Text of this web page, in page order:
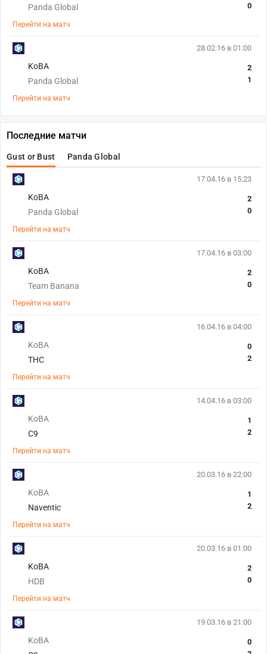
Panda Global
0
Перейти на матч
28.02.16 в 01:00
KoBA
Panda Global
2
1
Перейти на матч
Последние матчи
Gust or Bust Panda Global
17.04.16 в 15:23
KoBA
Panda Global
2
0
Перейти на матч
17.04.16 в 03:00
KoBA
Team Banana
2
0
Перейти на матч
16.04.16 в 04:00
KoBA
THC
0
2
Перейти на матч
14.04.16 в 03:00
KoBA
C9
1
2
Перейти на матч
20.03.16 в 22:00
KoBA
Naventic
1
2
Перейти на матч
20.03.16 в 01:00
KoBA
HDB
2
0
Перейти на матч
19.03.16 в 21:00
KoBA
0